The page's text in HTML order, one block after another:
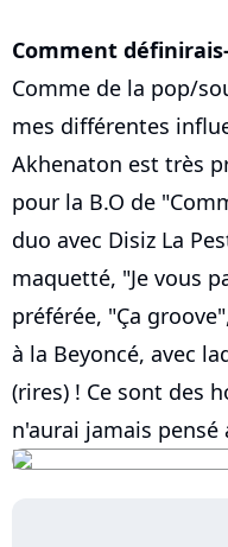
Comment
Comme de la pop/
mes différentes
Akhenaton est très
pour la B.O de
duo avec Disiz La
maquetté, "Je vous
préférée, "Ça
à la Beyoncé, avec
(rires) ! Ce sont des
n'aurai jamais pensé